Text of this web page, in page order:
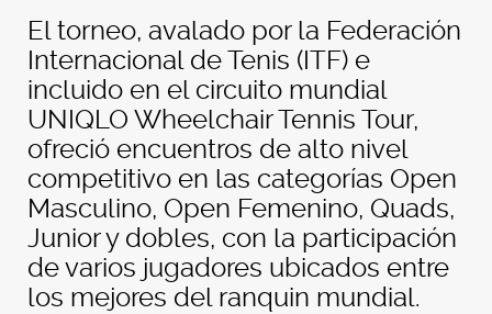
El torneo, avalado por la Federación
Internacional de Tenis (ITF) e
incluido en el circuito mundial
UNIQLO Wheelchair Tennis Tour,
ofreció encuentros de alto nivel
competitivo en las categorías Open
Masculino, Open Femenino, Quads,
Junior y dobles, con la participación
de varios jugadores ubicados entre
los mejores del ranquin mundial.